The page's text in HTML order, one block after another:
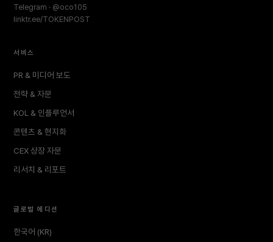
Telegram · @oco105
linktr.ee/TOKENPOST
서비스
PR & 미디어 보도
전략 & 자문
KOL & 인플루언서
콘텐츠 & 현지화
CEX 상장 자문
리서치 & 리포트
글로벌 에디션
한국어 (KR)